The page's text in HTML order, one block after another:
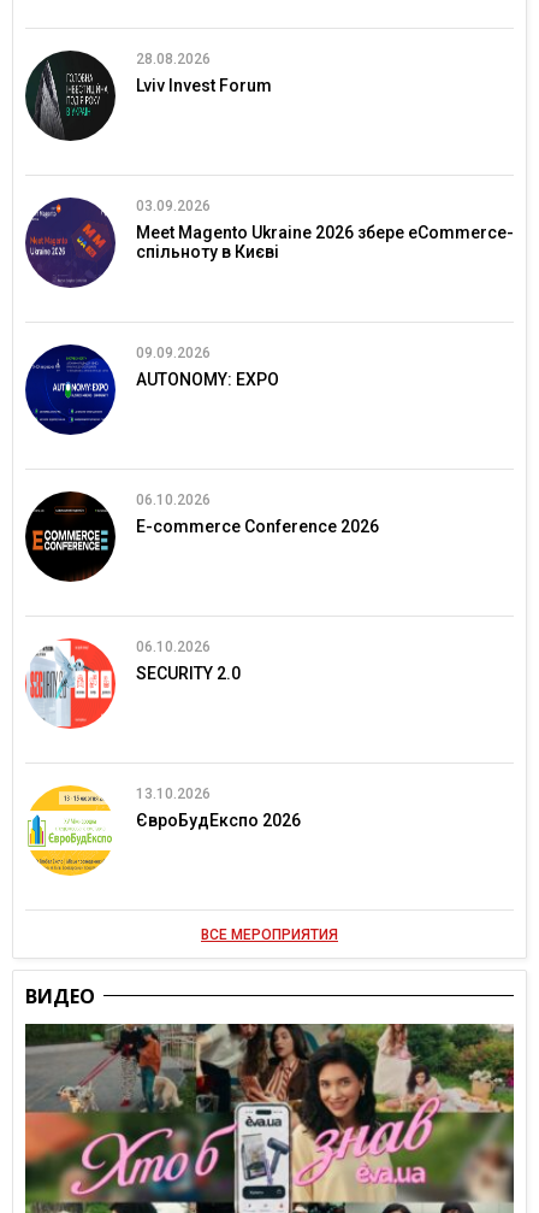
28.08.2026
Lviv Invest Forum
03.09.2026
Meet Magento Ukraine 2026 збере eCommerce-
спільноту в Києві
09.09.2026
AUTONOMY: EXPO
06.10.2026
E-commerce Conference 2026
06.10.2026
SECURITY 2.0
13.10.2026
ЄвроБудЕкспо 2026
ВСЕ МЕРОПРИЯТИЯ
ВИДЕО